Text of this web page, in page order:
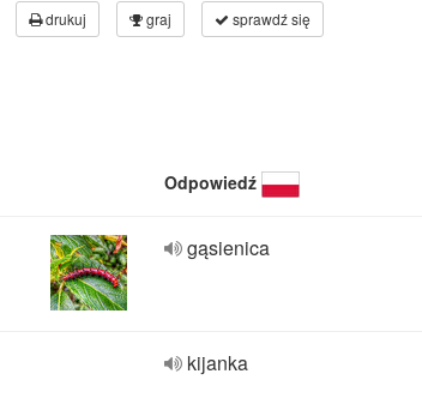
drukuj graj sprawdź się
Odpowiedź
gąsienica
kijanka